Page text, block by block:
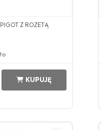
Z ROZETĄ
KUPUJĘ